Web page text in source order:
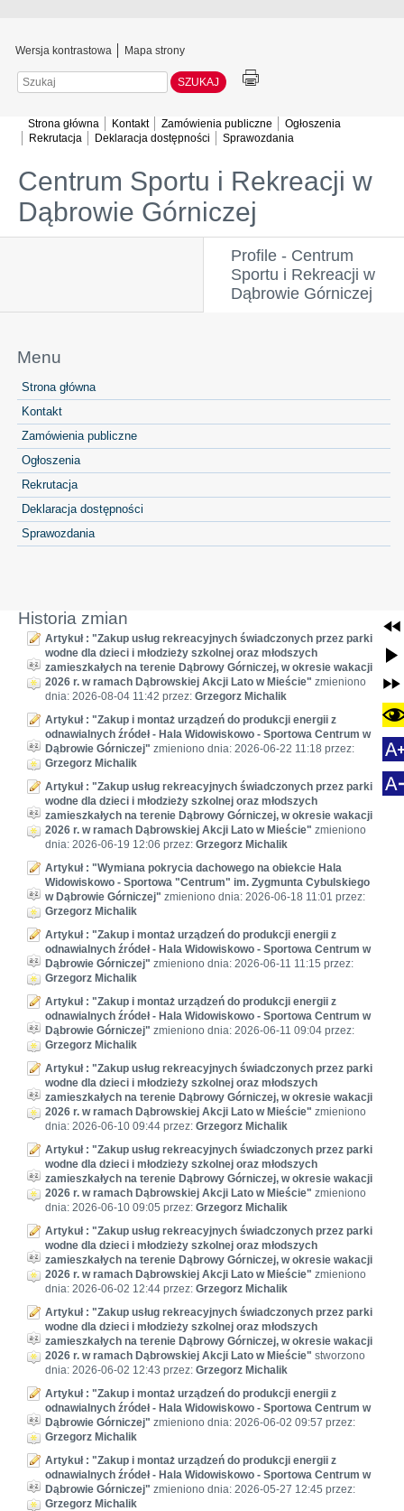
Wersja kontrastowa Mapa strony
Szukaj
Strona główna Kontakt Zamówienia publiczne
Ogłoszenia
Rekrutacja
Deklaracja dostępności Sprawozdania
Centrum Sportu i Rekreacji w
Dąbrowie Górniczej
Profile - Centrum
Sportu i Rekreacji w
Dąbrowie Górniczej
Menu
Strona główna
Kontakt
Zamówienia publiczne
Ogłoszenia
Rekrutacja
Deklaracja dostępności
Sprawozdania
Historia zmian
Artykuł : "Zakup usług rekreacyjnych świadczonych przez parki
wodne dla dzieci i młodzieży szkolnej oraz młodszych
zamieszkałych na terenie Dąbrowy Górniczej, w okresie wakacji
2026 r. w ramach Dąbrowskiej Akcji Lato w Mieście" zmieniono
dnia: 2026-08-04 11:42 przez: Grzegorz Michalik
Artykuł : "Zakup i montaż urządzeń do produkcji energii z
odnawialnych źródeł - Hala Widowiskowo - Sportowa Centrum w
Dąbrowie Górniczej" zmieniono dnia: 2026-06-22 11:18 przez:
Grzegorz Michalik
Artykuł : "Zakup usług rekreacyjnych świadczonych przez parki
wodne dla dzieci i młodzieży szkolnej oraz młodszych
zamieszkałych na terenie Dąbrowy Górniczej, w okresie wakacji
2026 r. w ramach Dąbrowskiej Akcji Lato w Mieście" zmieniono
dnia: 2026-06-19 12:06 przez: Grzegorz Michalik
Artykuł : "Wymiana pokrycia dachowego na obiekcie Hala
Widowiskowo - Sportowa "Centrum" im. Zygmunta Cybulskiego
w Dąbrowie Górniczej" zmieniono dnia: 2026-06-18 11:01 przez:
Grzegorz Michalik
Artykuł : "Zakup i montaż urządzeń do produkcji energii z
odnawialnych źródeł - Hala Widowiskowo - Sportowa Centrum w
Dąbrowie Górniczej" zmieniono dnia: 2026-06-11 11:15 przez:
Grzegorz Michalik
Artykuł : "Zakup i montaż urządzeń do produkcji energii z
odnawialnych źródeł - Hala Widowiskowo - Sportowa Centrum w
Dąbrowie Górniczej" zmieniono dnia: 2026-06-11 09:04 przez:
Grzegorz Michalik
Artykuł : "Zakup usług rekreacyjnych świadczonych przez parki
wodne dla dzieci i młodzieży szkolnej oraz młodszych
zamieszkałych na terenie Dąbrowy Górniczej, w okresie wakacji
2026 r. w ramach Dąbrowskiej Akcji Lato w Mieście" zmieniono
dnia: 2026-06-10 09:44 przez: Grzegorz Michalik
Artykuł : "Zakup usług rekreacyjnych świadczonych przez parki
wodne dla dzieci i młodzieży szkolnej oraz młodszych
zamieszkałych na terenie Dąbrowy Górniczej, w okresie wakacji
2026 r. w ramach Dąbrowskiej Akcji Lato w Mieście" zmieniono
dnia: 2026-06-10 09:05 przez: Grzegorz Michalik
Artykuł : "Zakup usług rekreacyjnych świadczonych przez parki
wodne dla dzieci i młodzieży szkolnej oraz młodszych
zamieszkałych na terenie Dąbrowy Górniczej, w okresie wakacji
2026 r. w ramach Dąbrowskiej Akcji Lato w Mieście" zmieniono
dnia: 2026-06-02 12:44 przez: Grzegorz Michalik
Artykuł : "Zakup usług rekreacyjnych świadczonych przez parki
wodne dla dzieci i młodzieży szkolnej oraz młodszych
zamieszkałych na terenie Dąbrowy Górniczej, w okresie wakacji
2026 r. w ramach Dąbrowskiej Akcji Lato w Mieście" stworzono
dnia: 2026-06-02 12:43 przez: Grzegorz Michalik
Artykuł : "Zakup i montaż urządzeń do produkcji energii z
odnawialnych źródeł - Hala Widowiskowo - Sportowa Centrum w
Dąbrowie Górniczej" zmieniono dnia: 2026-06-02 09:57 przez:
Grzegorz Michalik
Artykuł : "Zakup i montaż urządzeń do produkcji energii z
odnawialnych źródeł - Hala Widowiskowo - Sportowa Centrum w
Dąbrowie Górniczej" zmieniono dnia: 2026-05-27 12:45 przez:
Grzegorz Michalik